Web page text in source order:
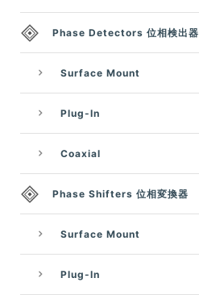
Phase Detectors 位相検出器
Surface Mount
Plug-In
Coaxial
Phase Shifters 位相変換器
Surface Mount
Plug-In